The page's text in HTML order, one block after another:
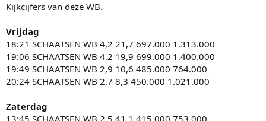
Kijkcijfers van deze WB.
Vrijdag
18:21 SCHAATSEN WB 4,2 21,7 697.000 1.313.000
19:06 SCHAATSEN WB 4,2 19,9 699.000 1.400.000
19:49 SCHAATSEN WB 2,9 10,6 485.000 764.000
20:24 SCHAATSEN WB 2,7 8,3 450.000 1.021.000
Zaterdag